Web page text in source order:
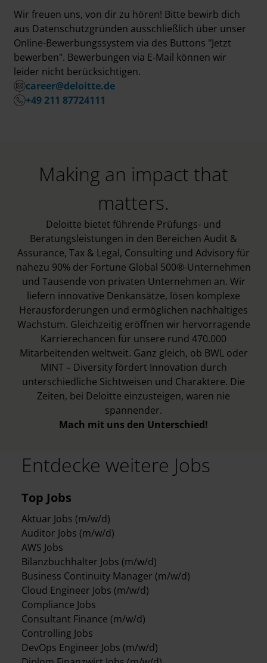
Wir freuen uns, von dir zu hören! Bitte bewirb dich
aus Datenschutzgründen ausschließlich über unser
Online-Bewerbungssystem via des Buttons "Jetzt
bewerben". Bewerbungen via E-Mail können wir
leider nicht berücksichtigen.
career@deloitte.de
+49 211 87724111
Making an impact that
matters.
Deloitte bietet führende Prüfungs- und
Beratungsleistungen in den Bereichen Audit &
Assurance, Tax & Legal, Consulting und Advisory für
nahezu 90% der Fortune Global 500®-Unternehmen
und Tausende von privaten Unternehmen an. Wir
liefern innovative Denkansätze, lösen komplexe
Herausforderungen und ermöglichen nachhaltiges
Wachstum. Gleichzeitig eröffnen wir hervorragende
Karrierechancen für unsere rund 470.000
Mitarbeitenden weltweit. Ganz gleich, ob BWL oder
MINT – Diversity fördert Innovation durch
unterschiedliche Sichtweisen und Charaktere. Die
Zeiten, bei Deloitte einzusteigen, waren nie
spannender.
Mach mit uns den Unterschied!
Entdecke weitere Jobs
Top Jobs
Aktuar Jobs (m/w/d)
Auditor Jobs (m/w/d)
AWS Jobs
Bilanzbuchhalter Jobs (m/w/d)
Business Continuity Manager (m/w/d)
Cloud Engineer Jobs (m/w/d)
Compliance Jobs
Consultant Finance (m/w/d)
Controlling Jobs
DevOps Engineer Jobs (m/w/d)